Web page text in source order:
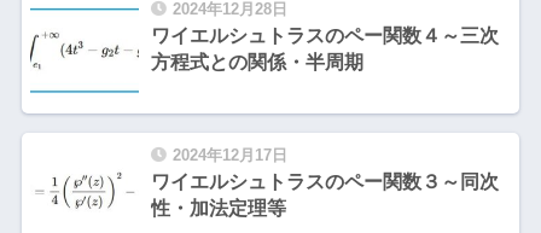
2024年12月28日
ワイエルシュトラスのペー関数４～三次
方程式との関係・半周期
2024年12月17日
ワイエルシュトラスのペー関数３～同次
性・加法定理等